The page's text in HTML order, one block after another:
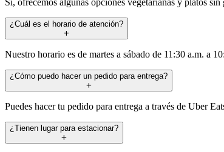
¿Cuál es el horario de atención?
Nuestro horario es de martes a sábado de 11:30 a.m. a
¿Cómo puedo hacer un pedido para entrega?
Puedes hacer tu pedido para entrega a través de Uber
¿Tienen lugar para estacionar?